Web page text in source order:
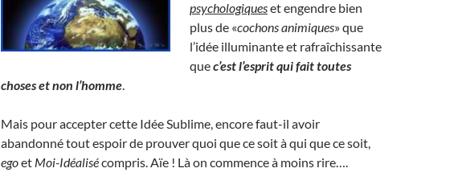
psychologiqueset engendre bien
plus de «cochons animiques» que
l’idée illuminante et rafraîchissante
quec’est l’esprit qui fait toutes
choses et non l’homme.
Mais pour accepter cette Idée Sublime, encore faut-il avoir
abandonné tout espoir de prouver quoi que ce soit à qui que ce soit,
egoet Moi-Idéalisécompris. Aïe ! Là on commence à moins rire….